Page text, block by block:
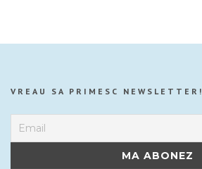
VREAU SA PRIMESC NEWSLETTER!